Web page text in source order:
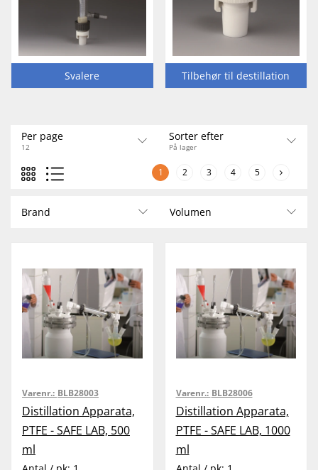
Svalere Tilbehør til destillation
Per page
12
Sorter efter
På lager
1 2 3 4 5
Brand Volumen
Varenr.: BLB28003
Distillation Apparata,
PTFE - SAFE LAB, 500
ml
Varenr.: BLB28006
Distillation Apparata,
PTFE - SAFE LAB, 1000
ml